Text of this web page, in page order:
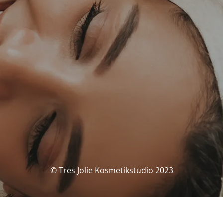
© Tres Jolie Kosmetikstudio 2023